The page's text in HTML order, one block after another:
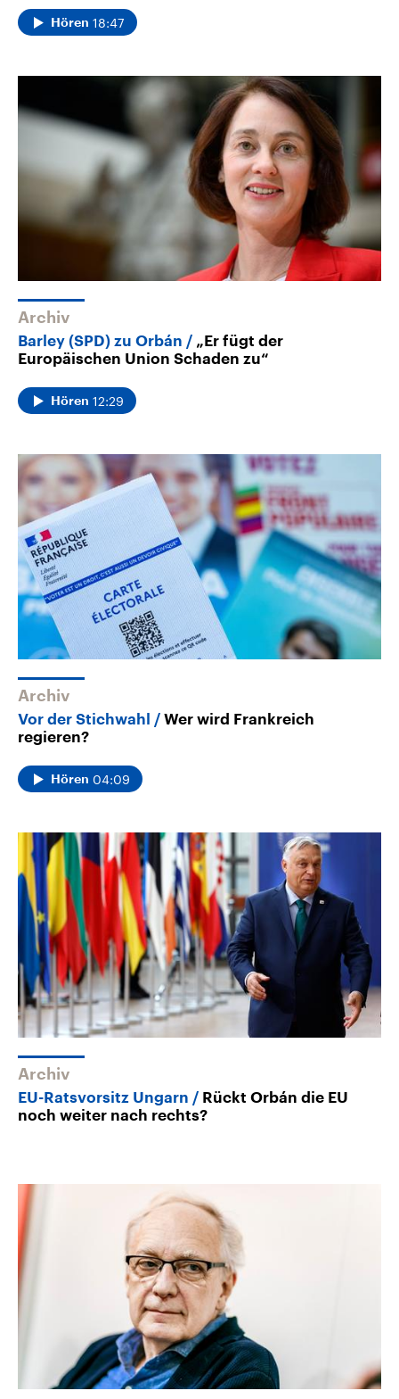
Hören 18:47
Archiv
Barley (SPD) zu Orbán
„Er fügt der
Europäischen Union Schaden zu“
Hören 12:29
Archiv
Vor der Stichwahl
Wer wird Frankreich
regieren?
Hören 04:09
Archiv
EU-Ratsvorsitz Ungarn
Rückt Orbán die EU
noch weiter nach rechts?